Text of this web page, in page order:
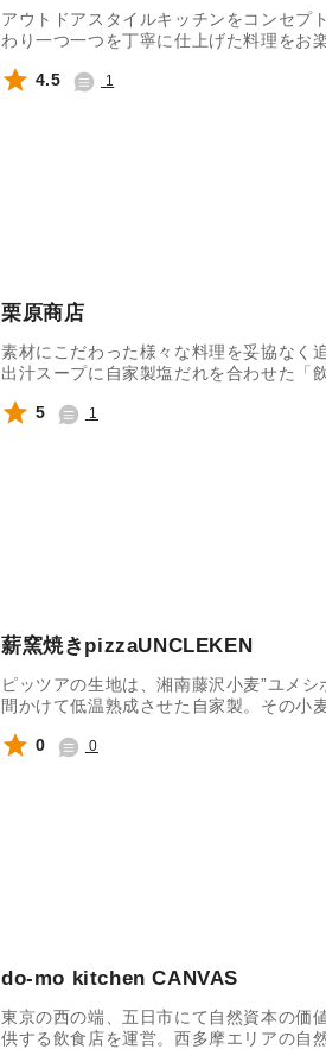
アウトドアスタイルキッチンをコンセプ
わり一つ一つを丁寧に仕上げた料理をお
4.5
1
栗原商店
素材にこだわった様々な料理を妥協なく
出汁スープに自家製塩だれを合わせた「
5
1
薪窯焼きpizzaUNCLEKEN
ピッツアの生地は、湘南藤沢小麦”ユメ
間かけて低温熟成させた自家製。その小
たバジルなど、栽培から調理まで、すべ
0 0
do-mo kitchen CANVAS
東京の西の端、五日市にて自然資本の価
供する飲食店を運営。西多摩エリアの自